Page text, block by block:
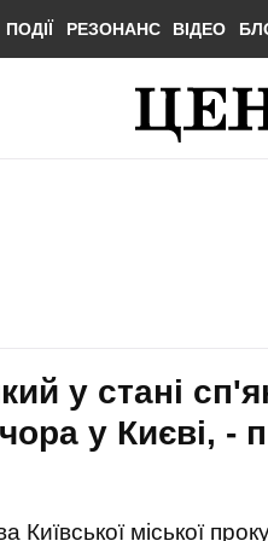
ПОДІЇ РЕЗОНАНС ВІДЕО
у стані
у Києві, -
Київської міської